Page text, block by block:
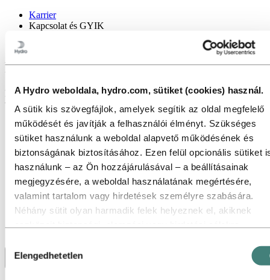
A Hydro weboldala, hydro.com, sütiket (cookies) használ.
A sütik kis szövegfájlok, amelyek segítik az oldal megfelelő
működését és javítják a felhasználói élményt. Szükséges
sütiket használunk a weboldal alapvető működésének és
biztonságának biztosításához. Ezen felül opcionális sütiket
használunk – az Ön hozzájárulásával – a beállításainak
megjegyzésére, a weboldal használatának megértésére,
valamint tartalom vagy hirdetések személyre szabására.
Néhány sütit olyan harmadik felek helyeznek el, akiknek
gyűjtött információkat kombinálhatják más, Ön által
adatokkal, vagy olyan adatokkal, amelyeket az ő
kiválasztása
Elengedhetetlen
Karrier
Kapcsolat és GYIK
Gyakran ismételt kérdések a Hydro
karrierlehetőségeiről
Kérdése van a jelentkezési folyamattal kapcsolatban? Itt megtalálja a
válaszokat.
Szeretnék a Hydro-nál dolgozni, de jelenleg nincs számomra érdekes